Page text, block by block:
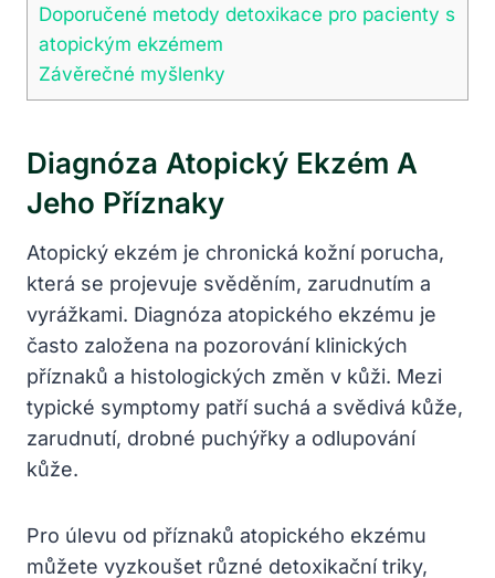
Doporučené metody detoxikace pro pacienty s
atopickým ekzémem
Závěrečné myšlenky
Diagnóza Atopický Ekzém A
Jeho Příznaky
Atopický ekzém je chronická kožní porucha,
která se projevuje svěděním, zarudnutím a
vyrážkami. Diagnóza atopického ekzému je
často založena na pozorování klinických
příznaků a histologických změn v kůži. Mezi
typické symptomy patří suchá a svědivá kůže,
zarudnutí, drobné puchýřky a odlupování
kůže.
Pro úlevu od příznaků atopického ekzému
můžete vyzkoušet různé detoxikační triky,